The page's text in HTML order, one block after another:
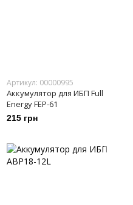
Артикул: 00000995
Аккумулятор для ИБП Full
Energy FEP-61
215 грн